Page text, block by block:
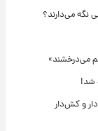
نگه می‌دارند؟
می‌درخشند»